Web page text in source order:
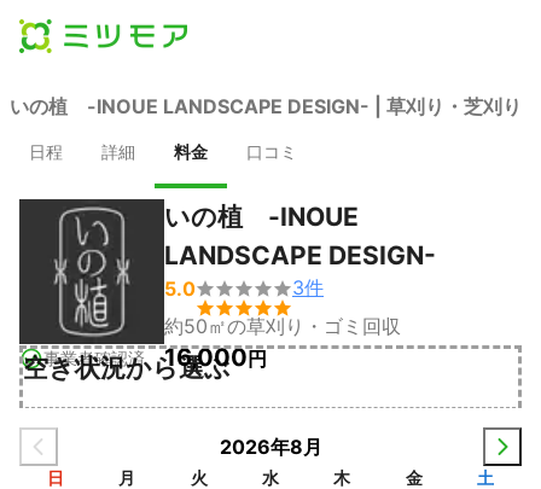
いの植 -INOUE LANDSCAPE DESIGN- | 草刈り・芝刈り
日程 詳細 料金 口コミ
事業者確認済
いの植 -INOUE
LANDSCAPE DESIGN-
5.0

3件
約50㎡の草刈り・ゴミ回収
16,000円
空き状況から選ぶ
2026年8月
日 月 火 水 木 金 土